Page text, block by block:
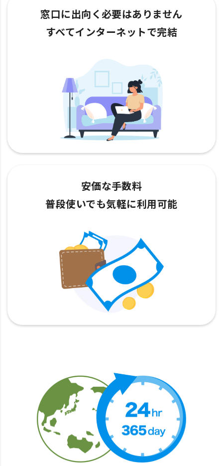
窓口に出向く必要はありません
すべてインターネットで完結
安価な手数料
普段使いでも気軽に利用可能